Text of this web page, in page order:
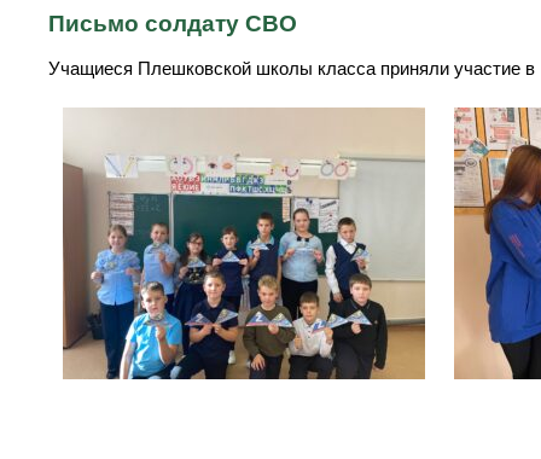
Письмо солдату СВО
Учащиеся Плешковской школы класса приняли участие